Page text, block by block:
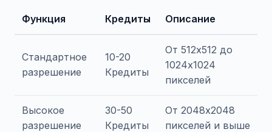
Функция Кредиты Описание
Стандартное
разрешение
10-20
Кредиты
От 512x512 до
1024x1024
пикселей
Высокое
разрешение
30-50
Кредиты
От 2048x2048
пикселей и выше